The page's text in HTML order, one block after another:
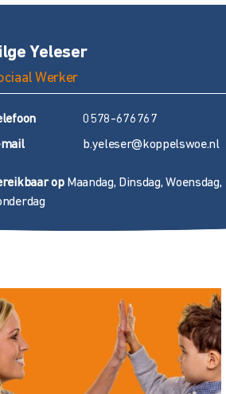
Yeleser
Werker
0578-676767
b.yeleser@koppelswoe.nl
opMaandag, Dinsdag, Woensdag,